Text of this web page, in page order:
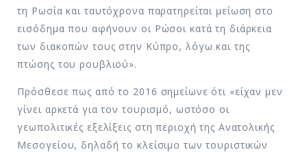
τη Ρωσία και ταυτόχρονα παρατηρείται μείωση στο
εισόδημα που αφήνουν οι Ρώσοι κατά τη διάρκεια
των διακοπών τους στην Κύπρο, λόγω και της
πτώσης του ρουβλιού».
Πρόσθεσε πως από το 2016 σημείωνε ότι «είχαν μεν
γίνει αρκετά για τον τουρισμό, ωστόσο οι
γεωπολιτικές εξελίξεις στη περιοχή της Ανατολικής
Μεσογείου, δηλαδή το κλείσιμο των τουριστικών